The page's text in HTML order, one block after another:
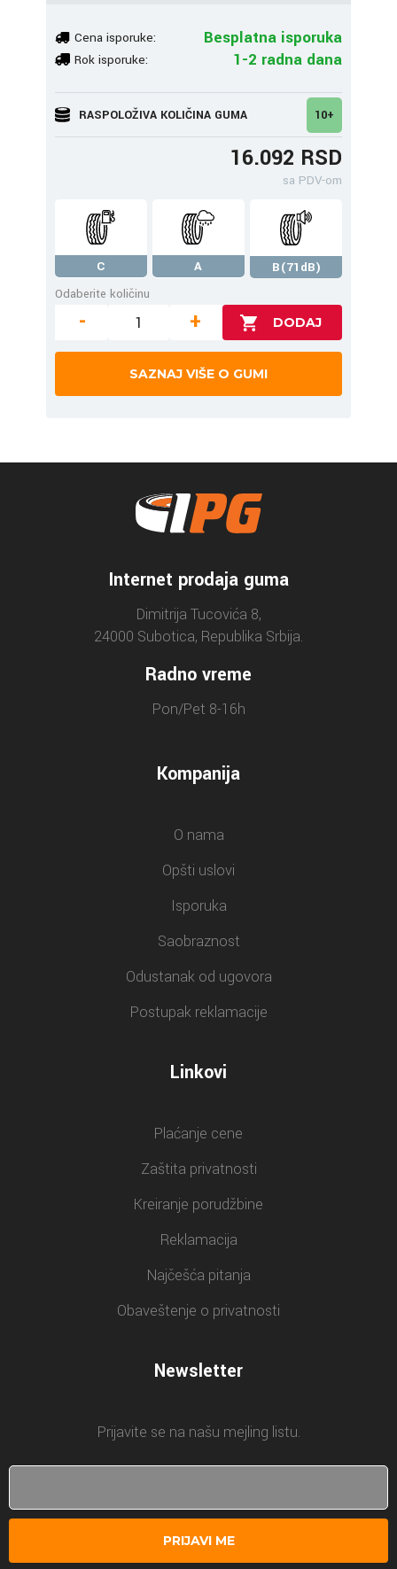
Cena isporuke: Besplatna isporuka
Rok isporuke: 1-2 radna dana
RASPOLOŽIVA KOLIČINA GUMA 10+
16.092 RSD
sa PDV-om
C A
B(71dB)
Odaberite količinu
- +
SAZNAJ VIŠE O GUMI
Internet prodaja guma
Dimitrija Tucovića 8,
24000 Subotica, Republika Srbija.
Radno vreme
Pon/Pet 8-16h
Kompanija
O nama
Opšti uslovi
Isporuka
Saobraznost
Odustanak od ugovora
Postupak reklamacije
Linkovi
Plaćanje cene
Zaštita privatnosti
Kreiranje porudžbine
Reklamacija
Najčešća pitanja
Obaveštenje o privatnosti
Newsletter
Prijavite se na našu mejling listu.
PRIJAVI ME